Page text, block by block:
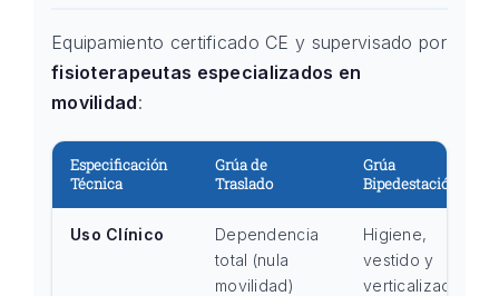
Equipamiento certificado CE y supervisado por
fisioterapeutas especializados en
movilidad:
Especificación
Técnica
Grúa de
Traslado
Grúa
Bipedestación
Uso Clínico
Dependencia
total (nula
movilidad)
Higiene,
vestido y
verticalización